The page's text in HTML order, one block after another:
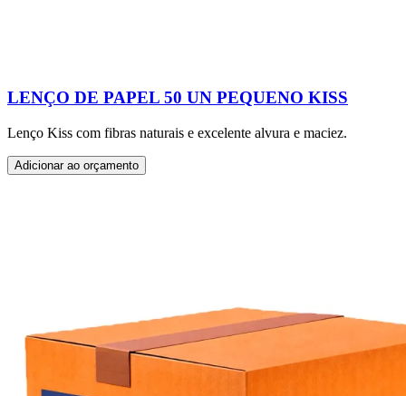
LENÇO DE PAPEL 50 UN PEQUENO KISS
Lenço Kiss com fibras naturais e excelente alvura e maciez.
Adicionar ao orçamento